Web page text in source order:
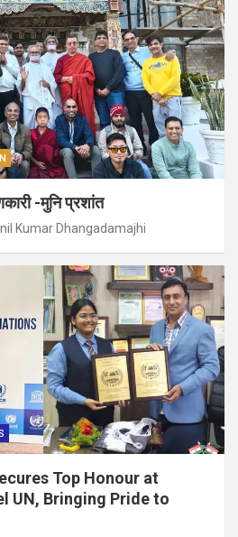
-मुनि प्रशांत
Kumar Dhangadamajhi
Top Honour at
UN, Bringing Pride to